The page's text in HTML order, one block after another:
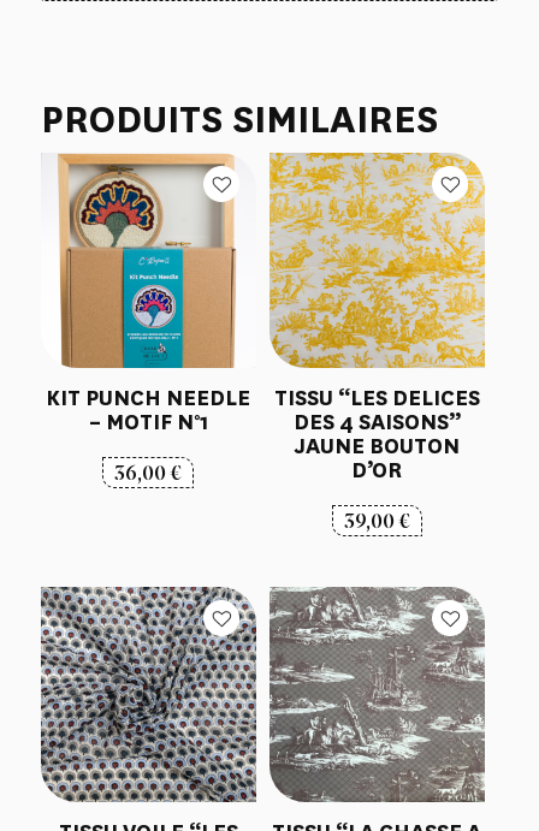
PRODUITS SIMILAIRES
KIT PUNCH NEEDLE
– MOTIF N°1
36,00€
TISSU “LES DELICES
DES 4 SAISONS”
JAUNE BOUTON
D’OR
39,00€